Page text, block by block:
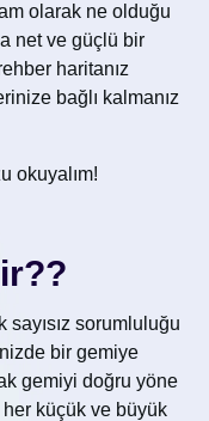
olarak ne olduğu
net ve güçlü bir
haritanız
bağlı kalmanız
okuyalım!
sayısız sorumluluğu
bir gemiye
gemiyi doğru yöne
küçük ve büyük